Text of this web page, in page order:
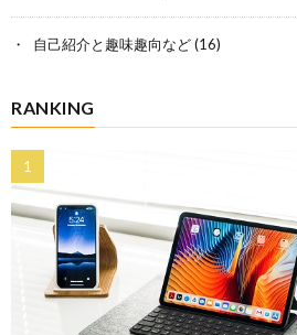
自己紹介と趣味趣向など(16)
RANKING